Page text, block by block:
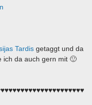
Tardis getaggt und da
ich da auch gern mit 🙂